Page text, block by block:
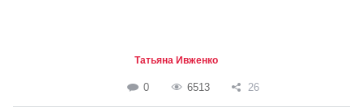
Татьяна Ивженко
0 6513 26